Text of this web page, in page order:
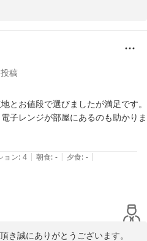
稿をして頂き重ねてお礼申し上げ
室電子レンジを完備しておりま
るように日々精進してまいりま
おります
投稿
とお値段で選びましたが満足です。
子レンジが部屋にあるのも助かりま
ントの方が明るく迎えてくれありが
ョン: 4 | 朝食: - | 夕食: - |
き誠にありがとうございます。